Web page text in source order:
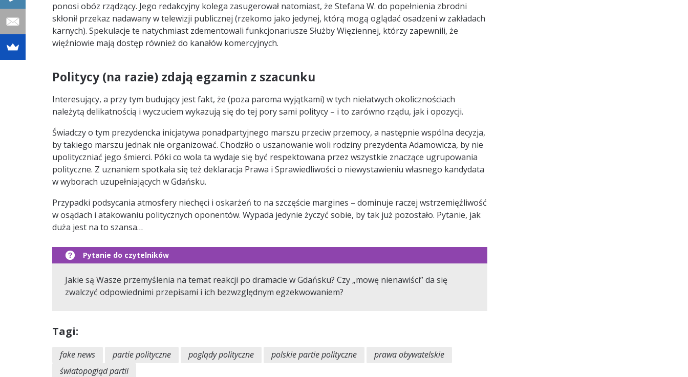
ponosi obóz rządzący. Jego redakcyjny kolega zasugerował natomiast, że Stefana W. do popełnienia zbrodni
skłonił przekaz nadawany w telewizji publicznej (rzekomo jako jedynej, którą mogą oglądać osadzeni w zakładach
karnych). Spekulacje te natychmiast zdementowali funkcjonariusze Służby Więziennej, którzy zapewnili, że
więźniowie mają dostęp również do kanałów komercyjnych.
Politycy (na razie) zdają egzamin z szacunku
Interesujący, a przy tym budujący jest fakt, że (poza paroma wyjątkami) w tych niełatwych okolicznościach
należytą delikatnością i wyczuciem wykazują się do tej pory sami politycy – i to zarówno rządu, jak i opozycji.
Świadczy o tym prezydencka inicjatywa ponadpartyjnego marszu przeciw przemocy, a następnie wspólna decyzja,
by takiego marszu jednak nie organizować. Chodziło o uszanowanie woli rodziny prezydenta Adamowicza, by nie
upolityczniać jego śmierci. Póki co wola ta wydaje się być respektowana przez wszystkie znaczące ugrupowania
polityczne. Z uznaniem spotkała się też deklaracja Prawa i Sprawiedliwości o niewystawieniu własnego kandydata
w wyborach uzupełniających w Gdańsku.
Przypadki podsycania atmosfery niechęci i oskarżeń to na szczęście margines – dominuje raczej wstrzemięźliwość
w osądach i atakowaniu politycznych oponentów. Wypada jedynie życzyć sobie, by tak już pozostało. Pytanie, jak
duża jest na to szansa…
Jakie są Wasze przemyślenia na temat reakcji po dramacie w Gdańsku? Czy „mowę nienawiści” da się
zwalczyć odpowiednimi przepisami i ich bezwzględnym egzekwowaniem?
Tagi:
fake news partie polityczne poglądy polityczne polskie partie polityczne
prawa obywatelskie
światopogląd partii